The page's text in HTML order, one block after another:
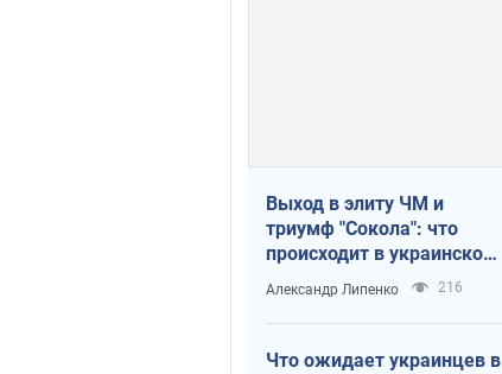
Выход в элиту ЧМ и
триумф "Сокола": что
происходит в украинском
хоккее
Александр Липенко 216
Что ожидает украинцев в